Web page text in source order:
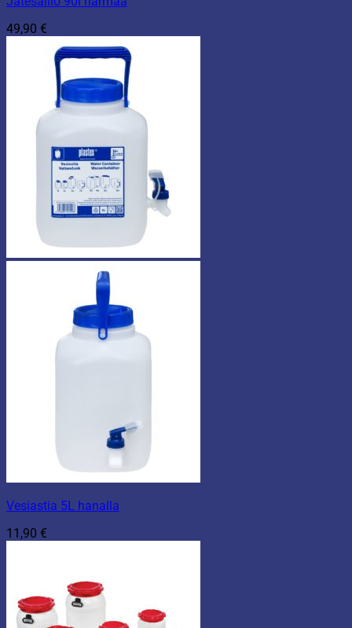
49,90 €
Vesiastia 5L hanalla
11,90 €